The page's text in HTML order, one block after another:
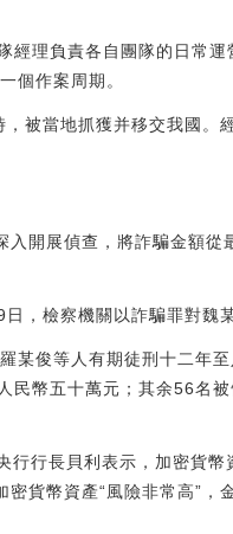
經理負責各自團隊的日常
個作案周期。
被當地抓獲并移交我國。
開展偵查，將詐騙金額從
，檢察機關以詐騙罪對魏
某俊等人有期徒刑十二年
幣五十萬元；其余56名
行長貝利表示，加密貨幣
貨幣資產“風險非常高”，